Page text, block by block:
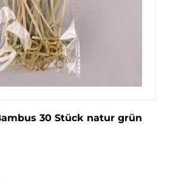
30 Stück natur grün